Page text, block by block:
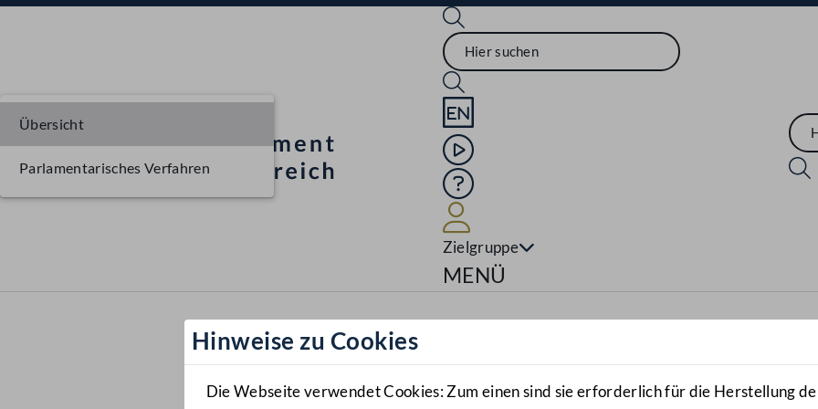
Sprache English
Mediathek
Hilfe
Zielgruppe
Navigationsmenü öffnen
MENÜ
Hinweise zu Cookies
Die Webseite verwendet Cookies: Zum einen sind sie erforderlich für die Herstellung
Übersicht
Parlamentarisches Verfahren